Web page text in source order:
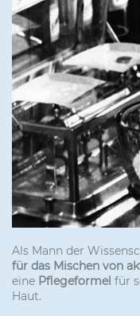
Als Mann der
für das Mischen von
eine Pflegeformel für
Haut.